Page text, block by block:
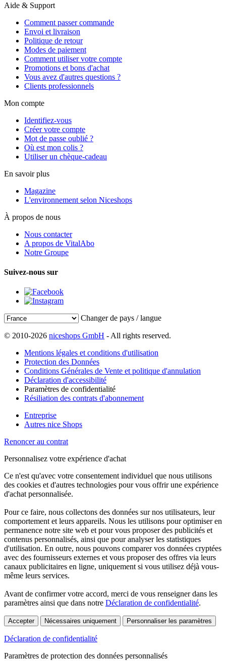
Aide & Support
Comment passer commande
Envoi et livraison
Politique de retour
Modes de paiement
Comment utiliser votre compte
Promotions et bons d'achat
Vous avez d'autres questions ?
Clients professionnels
Mon compte
Identifiez-vous
Créer votre compte
Mot de passe oublié ?
Où est mon colis ?
Utiliser un chèque-cadeau
En savoir plus
Magazine
L'environnement selon Niceshops
À propos de nous
Nous contacter
A propos de VitalAbo
Notre Groupe
Suivez-nous sur
Changer de pays / langue
© 2010-2026 niceshops GmbH - All rights reserved.
Mentions légales et conditions d'utilisation
Protection des Données
Conditions Générales de Vente et politique d'annulation
Déclaration d'accessibilité
Paramètres de confidentialité
Résiliation des contrats d'abonnement
Entreprise
Autres nice Shops
Renoncer au contrat
Personnalisez votre expérience d'achat
Ce n'est qu'avec votre consentement individuel que nous utilisons
des cookies et d'autres technologies pour vous offrir une expérience
d'achat personnalisée.
Pour ce faire, nous collectons des données sur nos utilisateurs, leur
comportement et leurs appareils. Nous les utilisons pour optimiser en
permanence notre site web et pour vous proposer des publicités et
contenus personnalisés, ainsi que pour analyser les statistiques
d'utilisation. En outre, nous pouvons comparer vos données cryptées
avec des fournisseurs externes et vous proposer des offres via leurs
canaux publicitaires en ligne, uniquement si vous utilisez déjà vous-
même leurs services.
Avant de confirmer votre accord, merci de vous renseigner dans les
paramètres ainsi que dans notre Déclaration de confidentialité.
Accepter Nécessaires uniquement Personnaliser les paramètres
Déclaration de confidentialité
Paramètres de protection des données personnalisés